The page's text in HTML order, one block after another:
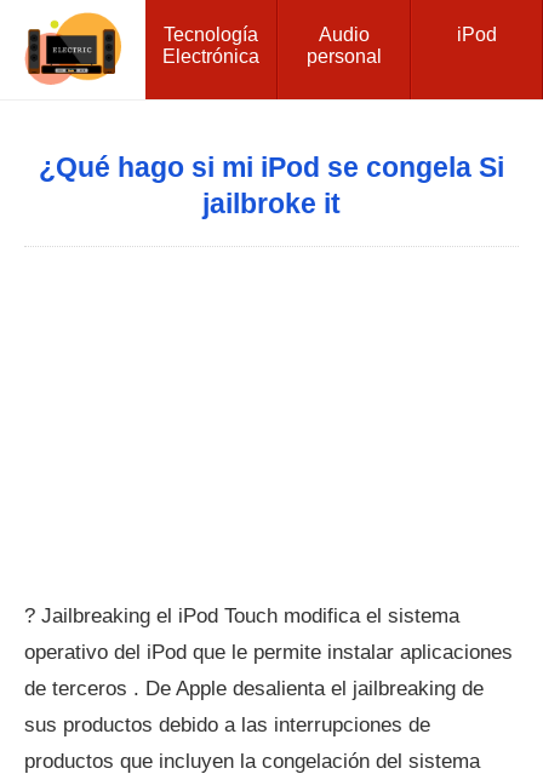
Tecnología
Electrónica
Audio
personal
iPod
¿Qué hago si mi iPod se congela Si
jailbroke it
? Jailbreaking el iPod Touch modifica el sistema
operativo del iPod que le permite instalar aplicaciones
de terceros . De Apple desalienta el jailbreaking de
sus productos debido a las interrupciones de
productos que incluyen la congelación del sistema